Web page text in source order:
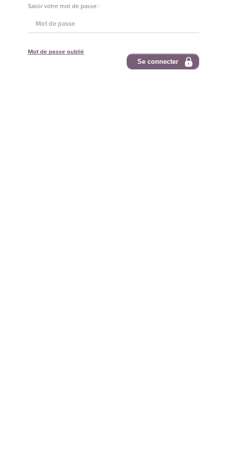
Saisir votre mot de passe :
Mot de passe oublié
Se connecter